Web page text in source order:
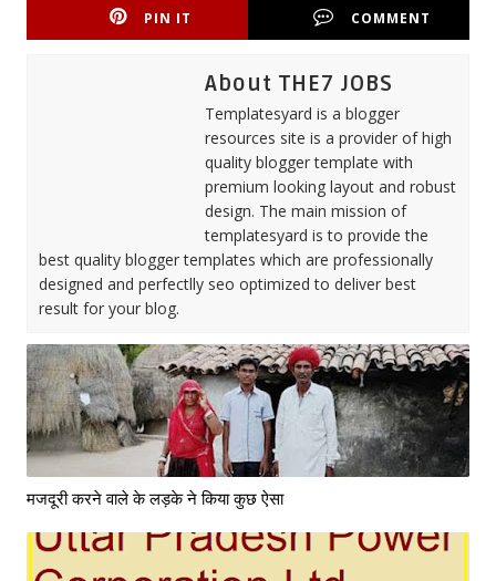
PIN IT COMMENT
About THE7 JOBS
Templatesyard is a blogger
resources site is a provider of high
quality blogger template with
premium looking layout and robust
design. The main mission of
templatesyard is to provide the
best quality blogger templates which are professionally
designed and perfectlly seo optimized to deliver best
result for your blog.
मजदूरी करने वाले के लड़के ने किया कुछ ऐसा